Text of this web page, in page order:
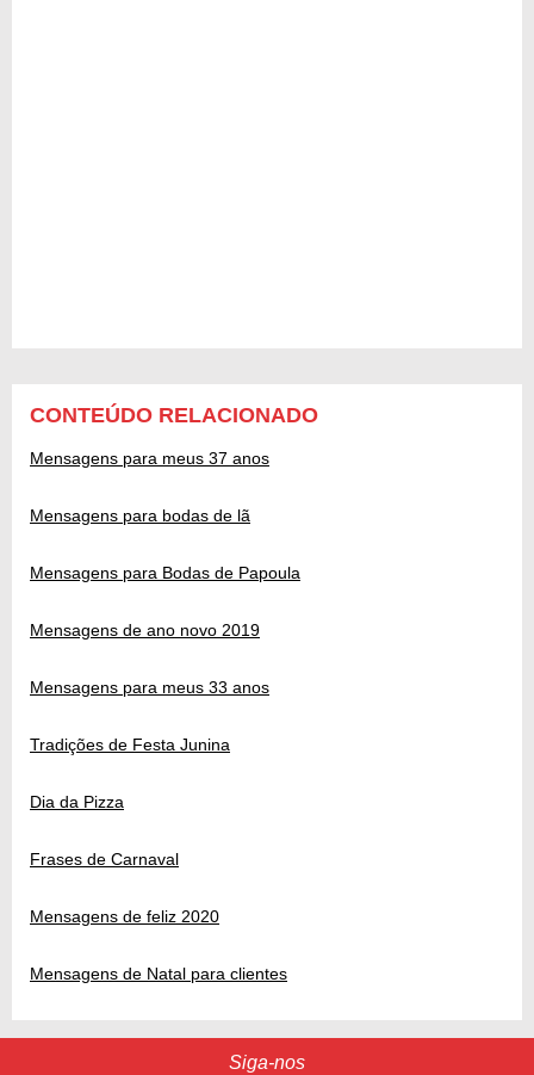
CONTEÚDO RELACIONADO
Mensagens para meus 37 anos
Mensagens para bodas de lã
Mensagens para Bodas de Papoula
Mensagens de ano novo 2019
Mensagens para meus 33 anos
Tradições de Festa Junina
Dia da Pizza
Frases de Carnaval
Mensagens de feliz 2020
Mensagens de Natal para clientes
Siga-nos